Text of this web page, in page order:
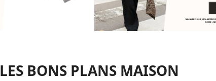
LES BONS PLANS MAISON